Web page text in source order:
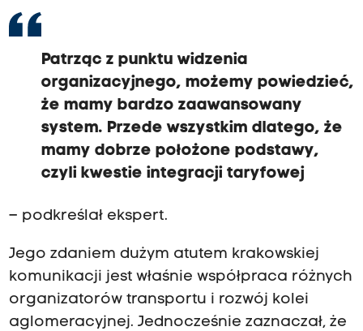
Patrząc z punktu widzenia
organizacyjnego, możemy powiedzieć,
że mamy bardzo zaawansowany
system. Przede wszystkim dlatego, że
mamy dobrze położone podstawy,
czyli kwestie integracji taryfowej
– podkreślał ekspert.
Jego zdaniem dużym atutem krakowskiej
komunikacji jest właśnie współpraca różnych
organizatorów transportu i rozwój kolei
aglomeracyjnej. Jednocześnie zaznaczał, że